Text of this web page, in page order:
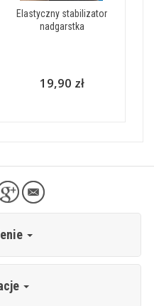
Elastyczny stabilizator
nadgarstka
19,90 zł